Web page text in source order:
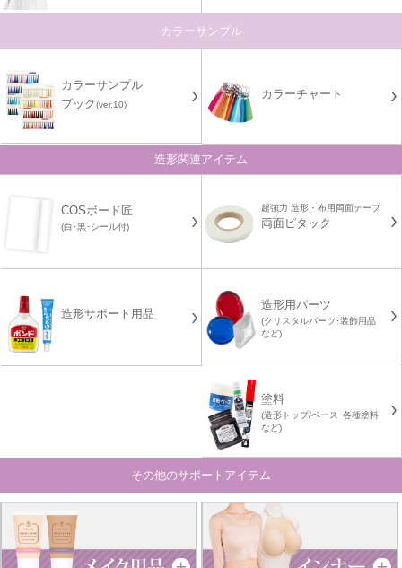
カラーサンプル
カラーサンプル
ブック(ver.10)
カラーチャート
造形関連アイテム
COSボード匠
(白･黒･シール付)
超強力 造形・布用両面テープ
両面ピタック
造形サポート用品
造形用パーツ
(クリスタルパーツ･装飾用品
など)
塗料
(造形トップ/ベース･各種塗料
など)
その他のサポートアイテム